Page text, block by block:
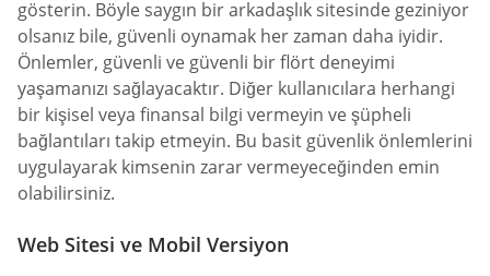
gösterin. Böyle saygın bir arkadaşlık sitesinde geziniyor
olsanız bile, güvenli oynamak her zaman daha iyidir.
Önlemler, güvenli ve güvenli bir flört deneyimi
yaşamanızı sağlayacaktır. Diğer kullanıcılara herhangi
bir kişisel veya finansal bilgi vermeyin ve şüpheli
bağlantıları takip etmeyin. Bu basit güvenlik önlemlerini
uygulayarak kimsenin zarar vermeyeceğinden emin
olabilirsiniz.
Web Sitesi ve Mobil Versiyon